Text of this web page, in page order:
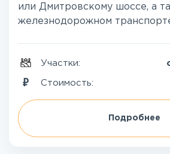
или Дмитровскому шоссе, а
железнодорожном
Участки:
Стоимость:
Подробнее